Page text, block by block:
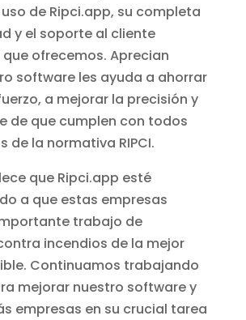
de Ripci.app, su completa
y el soporte al cliente
ofrecemos. Aprecian
software les ayuda a ahorrar
a mejorar la precisión y
de que cumplen con todos
de la normativa RIPCI.
que Ripci.app esté
a que estas empresas
trabajo de
incendios de la mejor
Continuamos trabajando
mejorar nuestro software y
empresas en su crucial tarea